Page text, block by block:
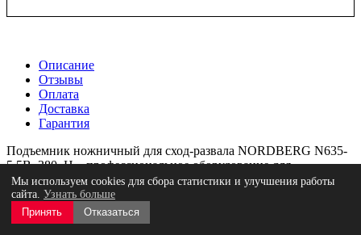
Описание
Отзывы
Оплата
Доставка
Гарантия
Подъемник ножничный для сход-развала NORDBERG N635-
5,5B_380_H – профессиональное оборудование для
обслуживания легкового и грузового транспорта в
автосервисных мастерских и СТО.
ФУНКЦИОНАЛ
Мы используем cookies для сбора статистики и улучшения работы
сайта. Узнать больше
Принять
Отказаться